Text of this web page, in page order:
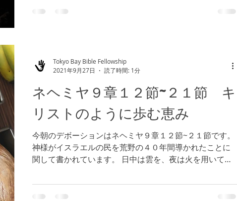
ネヘミヤ９章１２節~２１節 キ
リストのように歩む恵み
今朝のデボーションはネヘミヤ９章１２節~２１節です。
神様がイスラエルの民を荒野の４０年間導かれたことに
関して書かれています。 日中は雲を、夜は火を用いて導
できます。（参照 ヨハネ１０章２７節）シナイ山にお
いて、十戒を、律法...
Tokyo Bay Bible Fellowship
2021年9月27日
読了時間: 1分